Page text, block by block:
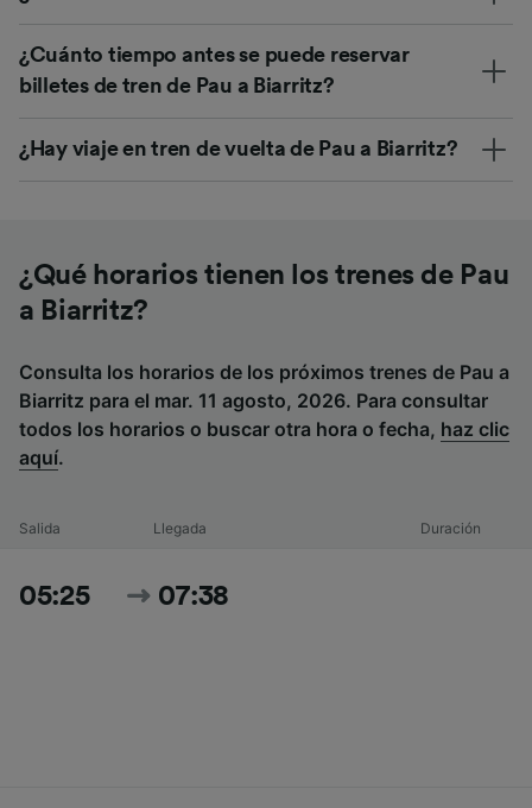
¿Cuánto tiempo antes se puede reservar
billetes de tren de Pau a Biarritz?
¿Hay viaje en tren de vuelta de Pau a Biarritz?
¿Qué horarios tienen los trenes de Pau
a Biarritz?
Consulta los horarios de los próximos trenes de Pau a
Biarritz para el mar. 11 agosto, 2026. Para consultar
todos los horarios o buscar otra hora o fecha, haz clic
aquí.
Salida Llegada Duración
05:25 07:38